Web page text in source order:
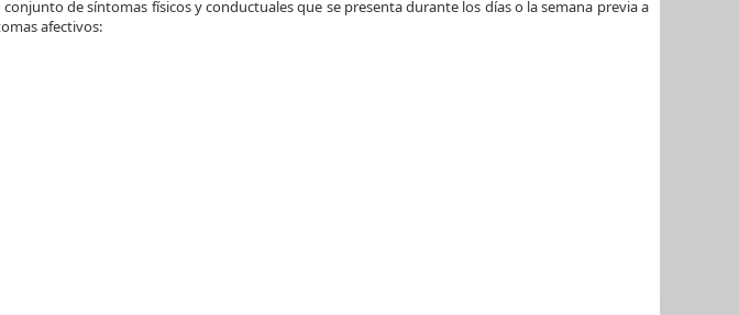
de síntomas físicos y conductuales que se presenta durante los días o la semana previa a
afectivos: